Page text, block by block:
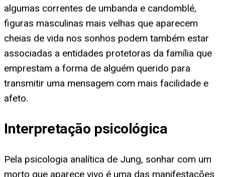
algumas correntes de umbanda e candomblé,
figuras masculinas mais velhas que aparecem
cheias de vida nos sonhos podem também estar
associadas a entidades protetoras da família que
emprestam a forma de alguém querido para
transmitir uma mensagem com mais facilidade e
afeto.
Interpretação psicológica
Pela psicologia analítica de Jung, sonhar com um
morto que aparece vivo é uma das manifestações